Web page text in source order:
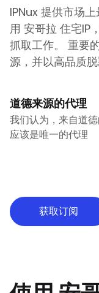
IPNux 提供市场
用 安哥拉 住宅IP
抓取工作。 重要
源，并以高品质脱
道德来源的代理
我们认为，来自道
应该是唯一的代理
获取订阅